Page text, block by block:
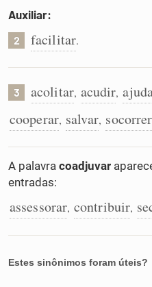
Conexões
Dicionário
Auxiliar:
2 facilitar.
3 acolitar, acudir,
cooperar, salvar, socorrer
A palavra coadjuvar
entradas:
assessorar, contribuir,
Estes sinônimos foram úteis?